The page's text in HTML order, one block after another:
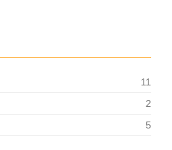
11
2
5